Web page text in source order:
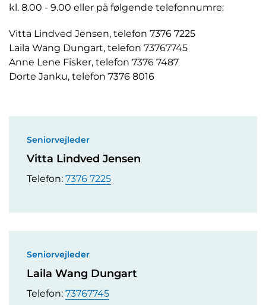
kl. 8.00 - 9.00 eller på følgende telefonnumre:
Vitta Lindved Jensen, telefon 7376 7225
Laila Wang Dungart, telefon 73767745
Anne Lene Fisker, telefon 7376 7487
Dorte Janku, telefon 7376 8016
Seniorvejleder
Vitta Lindved Jensen
Telefon: 7376 7225
Seniorvejleder
Laila Wang Dungart
Telefon: 73767745